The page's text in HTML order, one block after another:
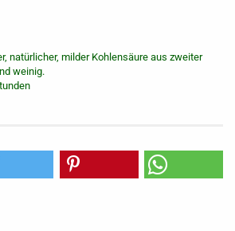
natürlicher, milder Kohlensäure aus zweiter
weinig.